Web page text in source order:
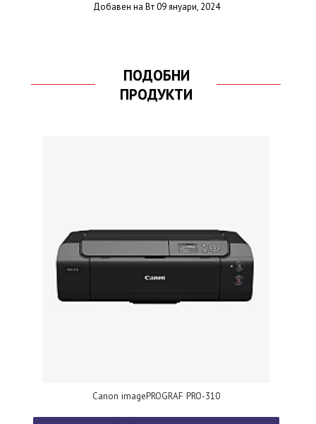
Добавен на Вт 09 януари, 2024
ПОДОБНИ
ПРОДУКТИ
Canon imagePROGRAF PRO-310